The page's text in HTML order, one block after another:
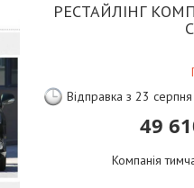
РЕСТАЙЛІНГ
Відправка з 23
49
Компанія